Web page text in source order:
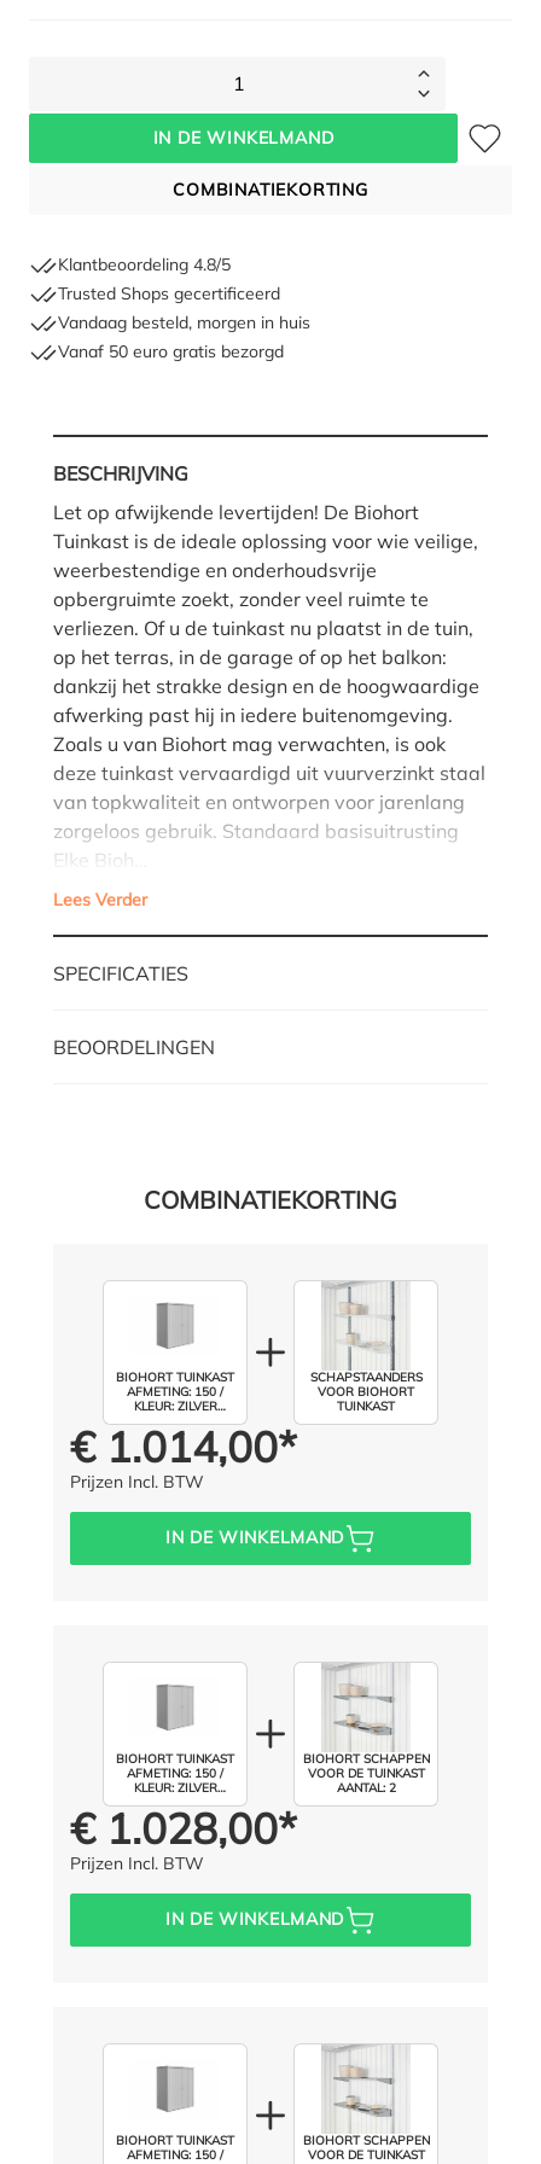
1
IN DE WINKELMAND
COMBINATIEKORTING
Klantbeoordeling 4.8/5
Trusted Shops gecertificeerd
Vandaag besteld, morgen in huis
Vanaf 50 euro gratis bezorgd
BESCHRIJVING
Let op afwijkende levertijden! De Biohort
Tuinkast is de ideale oplossing voor wie veilige,
weerbestendige en onderhoudsvrije
opbergruimte zoekt, zonder veel ruimte te
verliezen. Of u de tuinkast nu plaatst in de tuin,
op het terras, in de garage of op het balkon:
dankzij het strakke design en de hoogwaardige
afwerking past hij in iedere buitenomgeving.
Zoals u van Biohort mag verwachten, is ook
deze tuinkast vervaardigd uit vuurverzinkt staal
van topkwaliteit en ontworpen voor jarenlang
zorgeloos gebruik. Standaard basisuitrusting
Elke Bioh…
Lees Verder
SPECIFICATIES
BEOORDELINGEN
COMBINATIEKORTING
BIOHORT TUINKAST
AFMETING: 150 /
KLEUR: ZILVER
METALLIC
SCHAPSTAANDERS
VOOR BIOHORT
TUINKAST
Prijs voor iedereen:
€ 1.014,00*
Prijzen Incl. BTW
IN DE WINKELMAND
BIOHORT TUINKAST
AFMETING: 150 /
KLEUR: ZILVER
METALLIC
BIOHORT SCHAPPEN
VOOR DE TUINKAST
AANTAL: 2
Prijs voor iedereen:
€ 1.028,00*
Prijzen Incl. BTW
IN DE WINKELMAND
BIOHORT TUINKAST
AFMETING: 150 /
BIOHORT SCHAPPEN
VOOR DE TUINKAST